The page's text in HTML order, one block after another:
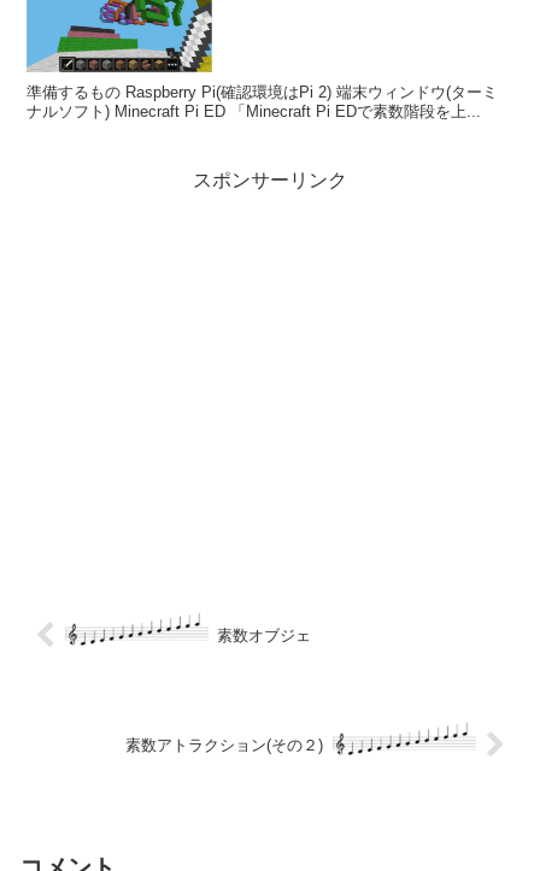
準備するもの Raspberry Pi(確認環境はPi 2) 端末ウィンドウ(ターミ
ナルソフト) Minecraft Pi ED 「Minecraft Pi EDで素数階段を上...
スポンサーリンク
素数オブジェ
素数アトラクション(その２)